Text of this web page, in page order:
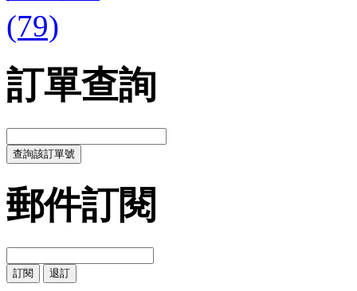
訂單查詢
郵件訂閱